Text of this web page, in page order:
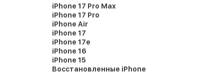
iPhone 17 Pro Max
iPhone 17 Pro
iPhone Air
iPhone 17
iPhone 17e
iPhone 16
iPhone 15
Восстановленные iPhone